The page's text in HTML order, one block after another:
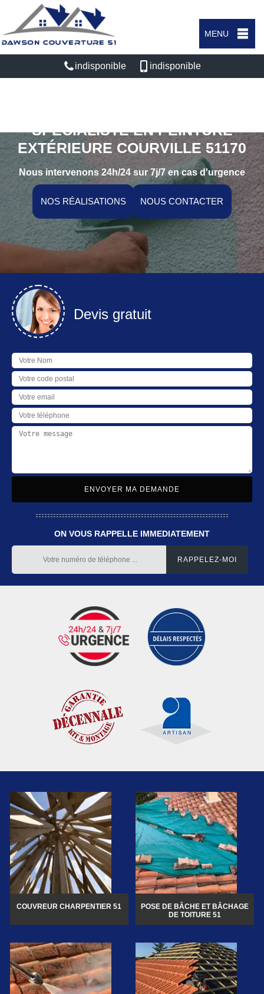
MENU
indisponible indisponible
SPÉCIALISTE EN PEINTURE
EXTÉRIEURE COURVILLE 51170
Nous intervenons 24h/24 sur 7j/7 en cas d'urgence
NOS RÉALISATIONS NOUS CONTACTER
Devis gratuit
ON VOUS RAPPELLE IMMEDIATEMENT
COUVREUR CHARPENTIER 51
POSE DE BÂCHE ET BÂCHAGE
DE TOITURE 51